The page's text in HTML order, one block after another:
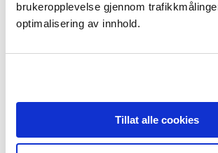
brukeropplevelse gjennom
optimalisering av innhold.
Tillat alle cookies
Peker på forretningsmodeller for